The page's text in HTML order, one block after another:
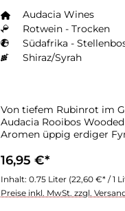
Audacia Wines
Rotwein - Trocken
Südafrika -
Shiraz/Syrah
Von tiefem Rubinrot im
Audacia Rooibos
Aromen üppig erdiger
16,95 €*
Inhalt: 0.75 Liter (22,60 €* / 1
Preise inkl. MwSt. zzgl.